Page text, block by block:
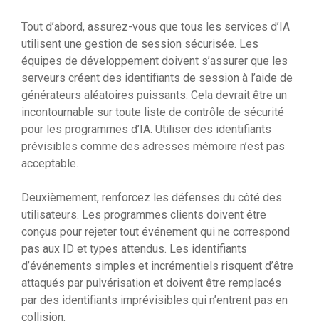
Tout d’abord, assurez-vous que tous les services d’IA
utilisent une gestion de session sécurisée. Les
équipes de développement doivent s’assurer que les
serveurs créent des identifiants de session à l’aide de
générateurs aléatoires puissants. Cela devrait être un
incontournable sur toute liste de contrôle de sécurité
pour les programmes d’IA. Utiliser des identifiants
prévisibles comme des adresses mémoire n’est pas
acceptable.
Deuxièmement, renforcez les défenses du côté des
utilisateurs. Les programmes clients doivent être
conçus pour rejeter tout événement qui ne correspond
pas aux ID et types attendus. Les identifiants
d’événements simples et incrémentiels risquent d’être
attaqués par pulvérisation et doivent être remplacés
par des identifiants imprévisibles qui n’entrent pas en
collision.